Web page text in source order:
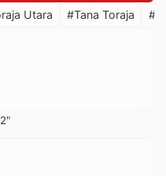
Utara #Tana Toraja